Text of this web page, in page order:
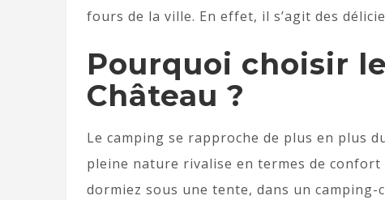
fours de la ville. En effet, il s’agit des
Pourquoi choisir
Château ?
Le camping se rapproche de plus en plus
pleine nature rivalise en termes de confort
dormiez sous une tente, dans un camping-